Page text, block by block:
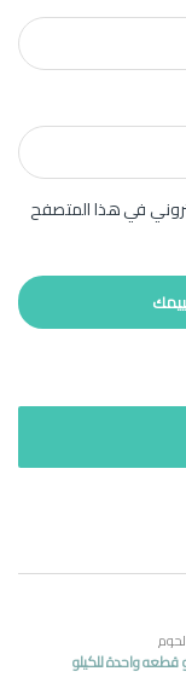
في هذا المتصفح
لحوم
قطعه واحدة للكيلو